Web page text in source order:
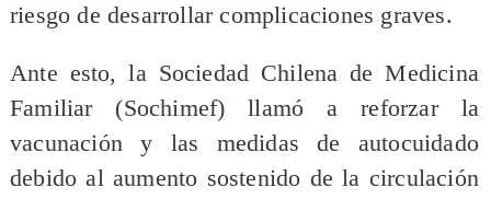
riesgo de desarrollar complicaciones graves.
Ante esto, la Sociedad Chilena de Medicina
Familiar (Sochimef) llamó a reforzar la
vacunación y las medidas de autocuidado
debido al aumento sostenido de la circulación